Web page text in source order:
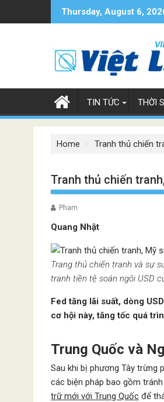
Thursday, August 6,
TIN TỨC THỜI
Home Tranh thủ chiến
Tranh thủ chiến
Pham
Quang Nhật
Trang thủ chiến tranh và sự
tranh tiền tệ soán ngôi USD
Fed tăng lãi suất, dòng
cơ hội này, tăng tốc quá
Trung Quốc và
Sau khi bị phương Tây trừng
các biện pháp bao gồm
trữ mới với Trung Quốc để